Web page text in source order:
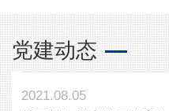
党建动态
2021.08.05